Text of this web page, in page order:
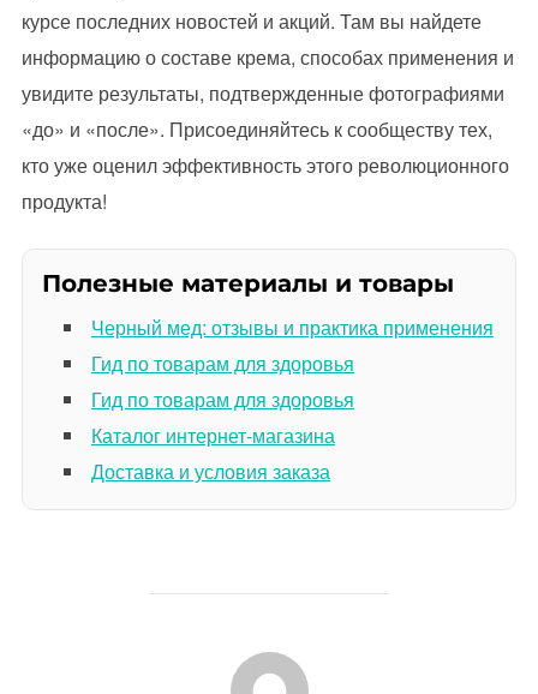
курсе последних новостей и акций. Там вы найдете
информацию о составе крема, способах применения и
увидите результаты, подтвержденные фотографиями
«до» и «после». Присоединяйтесь к сообществу тех,
кто уже оценил эффективность этого революционного
продукта!
Полезные материалы и товары
Черный мед: отзывы и практика применения
Гид по товарам для здоровья
Гид по товарам для здоровья
Каталог интернет-магазина
Доставка и условия заказа
АВТОР ЗАПИСИ